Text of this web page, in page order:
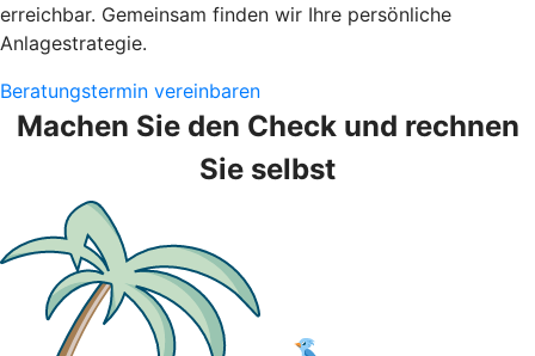
erreichbar. Gemeinsam finden wir Ihre persönliche
Anlagestrategie.
Beratungstermin vereinbaren
Machen Sie den Check und rechnen
Sie selbst